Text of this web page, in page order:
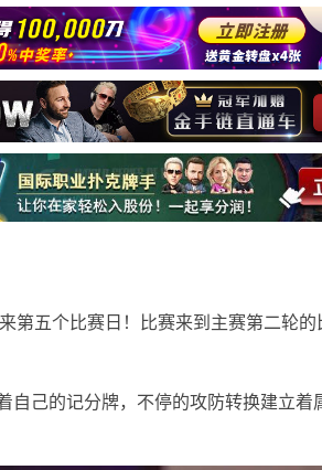
第五个比赛日！比赛来到主赛第二轮的
自己的记分牌，不停的攻防转换建立着